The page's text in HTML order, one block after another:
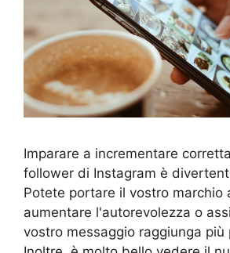
Imparare a incrementare
follower di Instagram è
Potete portare il vostro marchio
aumentare l'autorevolezza o
vostro messaggio raggiunga più